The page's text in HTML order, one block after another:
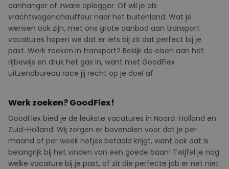
aanhanger of zware oplegger. Of wil je als
vrachtwagenchauffeur naar het buitenland. Wat je
wensen ook zijn, met ons grote aanbod aan transport
vacatures hopen we dat er iets bij zit dat perfect bij je
past. Werk zoeken in transport? Bekijk de eisen aan het
rijbewijs en druk het gas in, want met GoodFlex
uitzendbureau race jij recht op je doel af.
Werk zoeken? GoodFlex!
GoodFlex bied je de leukste vacatures in Noord-Holland en
Zuid-Holland. Wij zorgen er bovendien voor dat je per
maand of per week netjes betaald krijgt, want ook dat is
belangrijk bij het vinden van een goede baan! Twijfel je nog
welke vacature bij je past, of zit die perfecte job er net niet